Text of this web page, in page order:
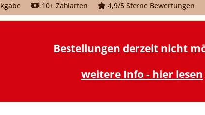
10+ Zahlarten 4,9/5 Sterne Bewertungen
Bestellungen derzeit nicht
weitere Info - hier lesen